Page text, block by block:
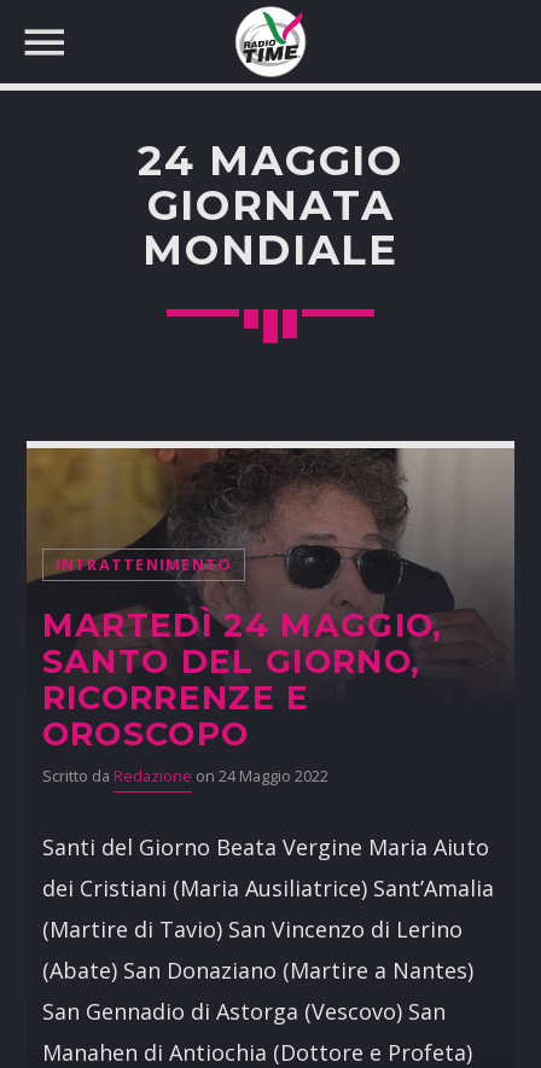
CERCA NEL SITO WEB:
24 MAGGIO
GIORNATA
MONDIALE
INTRATTENIMENTO
MARTEDÌ 24 MAGGIO,
SANTO DEL GIORNO,
RICORRENZE E
OROSCOPO
Scritto da Redazione on 24 Maggio 2022
Santi del Giorno Beata Vergine Maria Aiuto
dei Cristiani (Maria Ausiliatrice) Sant’Amalia
(Martire di Tavio) San Vincenzo di Lerino
(Abate) San Donaziano (Martire a Nantes)
San Gennadio di Astorga (Vescovo) San
Manahen di Antiochia (Dottore e Profeta)